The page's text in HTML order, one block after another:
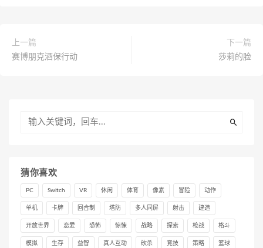
上一篇
赛博朋克酒保行动
下一篇
莎莉的脸
猜你喜欢
PC Switch VR 休闲 体育 像素 冒险 动作
单机 卡牌 回合制 塔防 多人同屏 射击 建造
开放世界 恋爱 恐怖 惊悚 战略 探索 枪战 格斗
模拟 生存 益智 真人互动 砍杀 竞技 策略 篮球